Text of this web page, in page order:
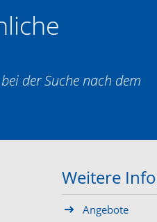
der Suche nach dem
Weitere
Angebote